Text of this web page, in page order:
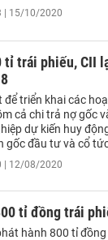
| 15/10/2020
tỉ trái phiếu, CII
để triển khai các
cả chi trả nợ gốc
dự kiến huy
gốc đầu tư và cổ
| 12/08/2020
tỉ đồng trái
hành 800 tỉ